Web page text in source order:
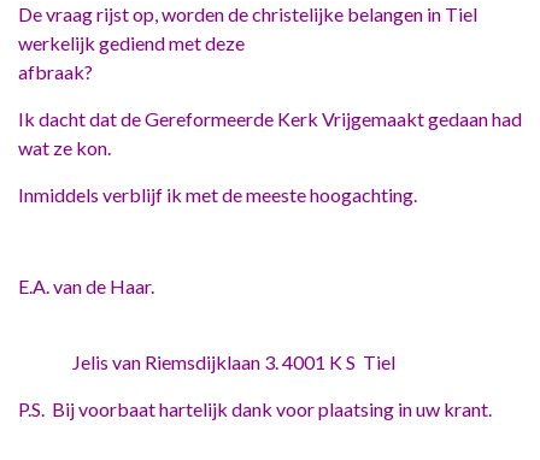
De vraag rijst op, worden de christelijke belangen in Tiel
werkelijk gediend met deze
afbraak?
Ik dacht dat de Gereformeerde Kerk Vrijgemaakt gedaan had
wat ze kon.
Inmiddels verblijf ik met de meeste hoogachting.
E.A. van de Haar.
Jelis van Riemsdijklaan 3. 4001 K S Tiel
P.S. Bij voorbaat hartelijk dank voor plaatsing in uw krant.